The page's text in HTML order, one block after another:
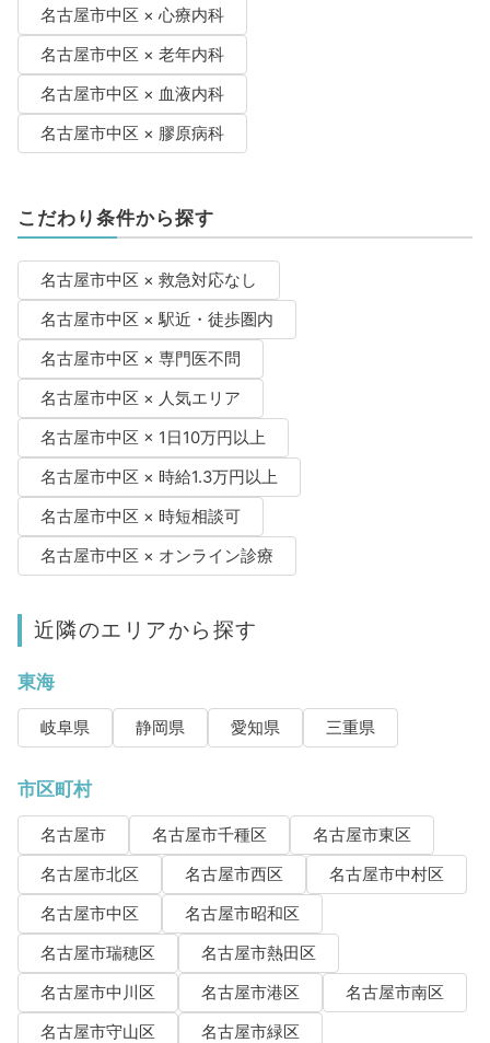
名古屋市中区 × 心療内科
名古屋市中区 × 老年内科
名古屋市中区 × 血液内科
名古屋市中区 × 膠原病科
こだわり条件から探す
名古屋市中区 × 救急対応なし
名古屋市中区 × 駅近・徒歩圏内
名古屋市中区 × 専門医不問
名古屋市中区 × 人気エリア
名古屋市中区 × 1日10万円以上
名古屋市中区 × 時給1.3万円以上
名古屋市中区 × 時短相談可
名古屋市中区 × オンライン診療
近隣のエリアから探す
東海
岐阜県 静岡県 愛知県 三重県
市区町村
名古屋市 名古屋市千種区
名古屋市東区
名古屋市北区
名古屋市西区
名古屋市中村区
名古屋市中区
名古屋市昭和区
名古屋市瑞穂区
名古屋市熱田区
名古屋市中川区
名古屋市港区
名古屋市南区
名古屋市守山区
名古屋市緑区